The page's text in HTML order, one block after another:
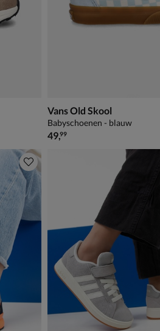
Vans Old Skool
Babyschoenen - blauw
€ 49,99
49,99